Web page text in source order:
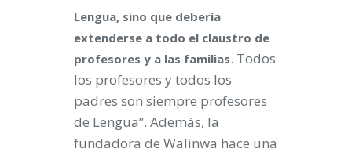
Lengua, sino que debería
extenderse a todo el claustro de
profesores y a las familias. Todos
los profesores y todos los
padres son siempre profesores
de Lengua”. Además, la
fundadora de Walinwa hace una